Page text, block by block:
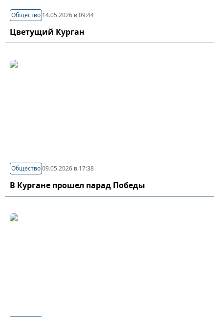
Общество 14.05.2026 в 09:44
Цветущий Курган
Общество09.05.2026 в 17:38
В Кургане прошел парад Победы